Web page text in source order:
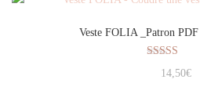
Veste FOLIA _Patron
Note
5.00
14,50€